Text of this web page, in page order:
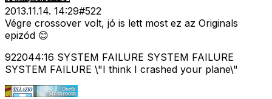
2013.11.14. 14:29#522
Végre crossover volt, jó is lett most ez az Originals
epizód 😊
922044:16 SYSTEM FAILURE SYSTEM FAILURE
SYSTEM FAILURE \"I think I crashed your plane\"